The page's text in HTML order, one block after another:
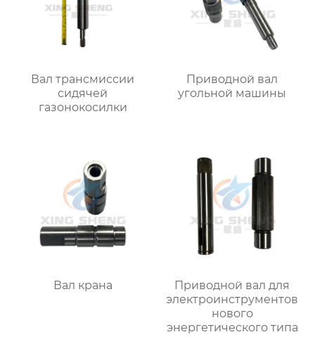
Вал трансмиссии
сидячей
газонокосилки
Приводной вал
угольной машины
Вал крана
Приводной вал для
электроинструментов
нового
энергетического типа